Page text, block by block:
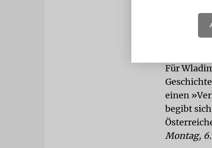
Hydra,
Sonntag,
Für
einen
begibt
Montag,